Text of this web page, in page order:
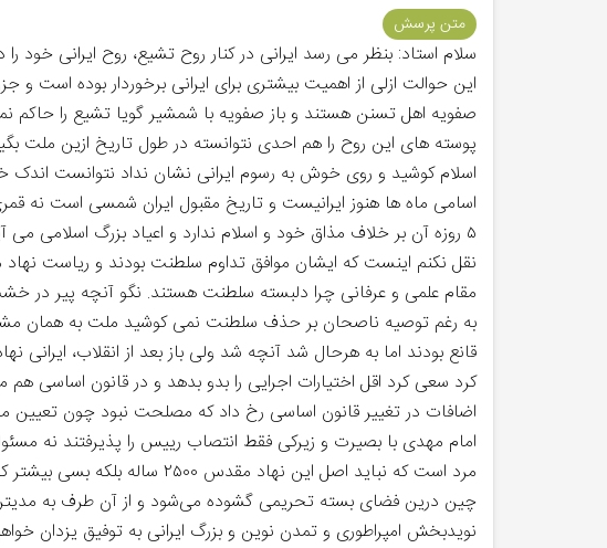
متن پرسش
سلام استاد: بنظر می رسد ایرانی در کنار روح تشیع، روح ایرانی
این حوالت ازلی از اهمیت بیشتری برای ایرانی برخوردار بوده
صفویه اهل تسنن هستند و باز صفویه با شمشیر گویا تشیع را حاکم
پوسته های این روح را هم احدی نتوانسته در طول تاریخ ازین ملت
اسلام کوشید و روی خوش به رسوم ایرانی نشان نداد نتوانست اندک
۵ روزه آن بر خلاف مذاق خود و اسلام ندارد و اعیاد بزرگ اسلامی
نقل نکنم اینست که ایشان موافق تداوم سلطنت بودند و ریاست نهاد
مقام علمی و عرفانی چرا دلبسته سلطنت هستند. نگو آنچه پیر در خشت
به رغم توصیه ناصحان بر حذف سلطنت نمی کوشید ملت به همان
قانع بودند اما به هرحال شد آنچه شد ولی باز بعد از انقلاب،
کرد سعی کرد اقل اختیارات اجرایی را بدو بدهد و در قانون
اضافات در تغییر قانون اساسی رخ داد که مصلحت نبود چون تعیین
امام مهدی با بصیرت و زیرکی فقط انتصاب رییس را پذیرفتند نه
مرد است که نباید اصل این
چین درین فضای بسته تحریمی گشوده می‌شود و از آن طرف به
نویدبخش امپراطوری و تمدن نوین و بزرگ ایرانی به توفیق یزدان